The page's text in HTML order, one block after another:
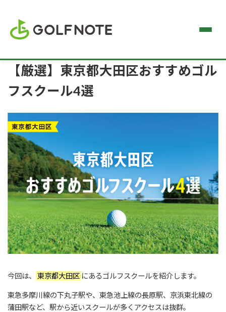
【厳選】東京都大田区おすすめゴル
フスクール4選
今回は、 東京都大田区 にあるゴルフスクールを紹介します。
東急多摩川線の下丸子駅や、東急池上線の長原駅、京浜東北線の
蒲田駅など、駅から近いスクールが多くアクセスは抜群。